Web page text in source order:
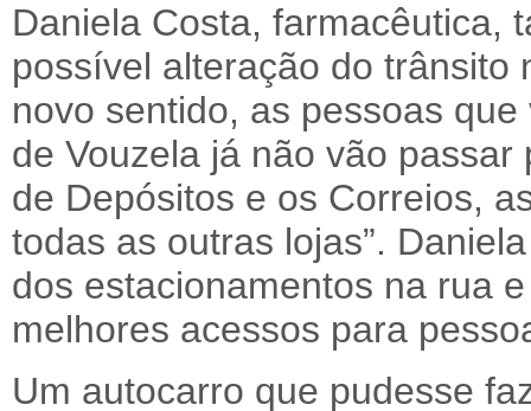
Daniela Costa, farmacêutica,
possível alteração do trânsito
novo sentido, as pessoas
de Vouzela já não vão
de Depósitos e os Correios,
todas as outras lojas”.
dos estacionamentos na rua
melhores acessos para
Um autocarro que pudesse